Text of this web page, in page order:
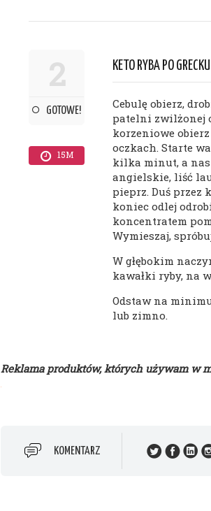
2
GOTOWE!
15M
KETO RYBA PO
Cebulę obierz,
patelni zwilżonej
korzeniowe
oczkach. Starte
kilka minut, a
angielskie, liść
pieprz. Duś przez
koniec odlej
koncentratem
Wymieszaj,
W głębokim
kawałki ryby, na
Odstaw na
lub zimno.
Reklama produktów, których używam w
KOMENTARZ